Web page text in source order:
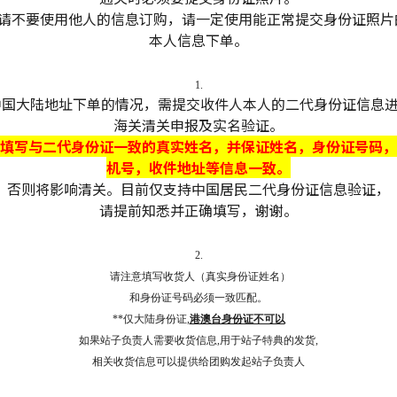
不要使用他人的信息订购，请一定使用能正常提交身份证照
本人信息下单。
1.
大陆地址下单的情况，需提交收件人本人的二代身份证信息
海关清关申报及实名验证。
写与二代身份证一致的真实姓名，并保证姓名，身份证号码
机号，收件地址等信息一致。
否则将影响清关。目前仅支持中国居民二代身份证信息验证，
请提前知悉并正确填写，谢谢。
2.
请注意填写收货人（真实身份证姓名）
和身份证号码必须一致匹配。
**仅大陆身份证,港澳台身份证不可以
如果站子负责人需要收货信息,用于站子特典的发货,
相关收货信息可以提供给团购发起站子负责人